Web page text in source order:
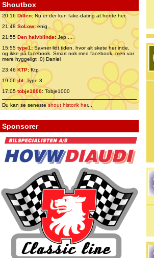
Shoutbox
20:16 Dillen: Nu er der kun fake-dating at hente her.
21:48 SoLow:enig..
21:55 Den halvblinde:Jep.....
15:55 type1:Savner lidt tiden, hvor alt skete her inde,
og ikke på facebook. Smart nok med facebook, men var
mere hyggeligt ;0) Daniel
23:46 KTP:Ktp
19:06jbl:Type 3
17:05tobje1000: Tobje1000
Du kan se senesteshout historik her...
Sponsorer